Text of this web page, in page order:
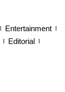
Entertainment
Editorial